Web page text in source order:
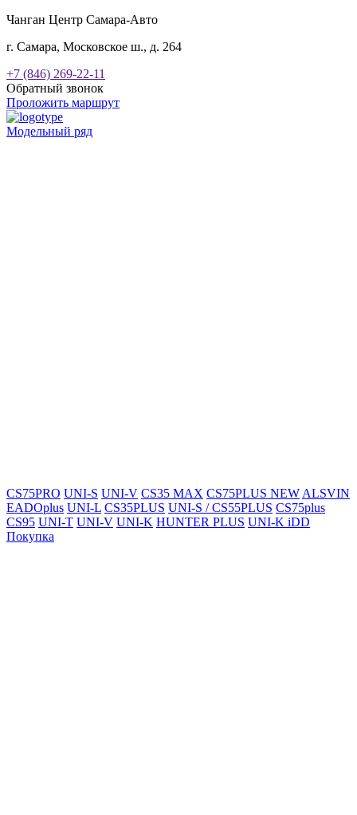
Чанган Центр Самара-Авто
г. Самара, Московское ш., д. 264
+7 (846) 269-22-11
Обратный звонок
Проложить маршрут
Модельный ряд
CS75PRO UNI-S UNI-V CS35 MAX CS75PLUS NEW ALSVIN
EADOplus UNI-L CS35PLUS UNI-S / CS55PLUS CS75plus
CS95 UNI-T UNI-V UNI-K HUNTER PLUS UNI-K iDD
Покупка